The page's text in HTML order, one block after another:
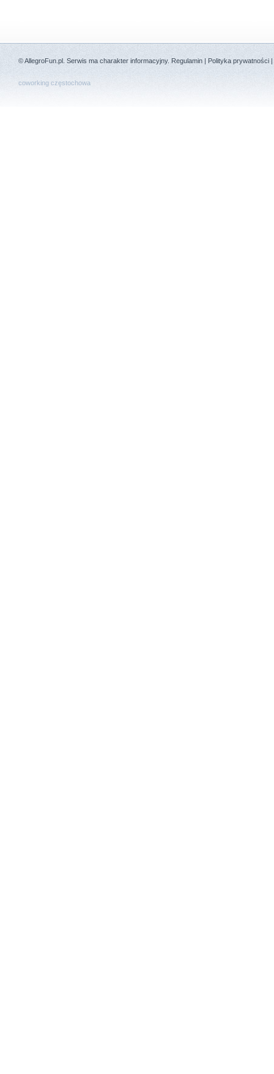
©AllegroFun.pl . Serwis ma charakter informacyjny. Regulamin | Polityka prywatności |
coworking częstochowa